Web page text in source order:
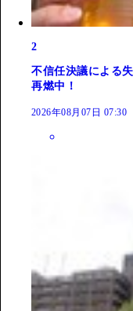
2
不信任決議による
再燃中！
2026年08月07日 07:30